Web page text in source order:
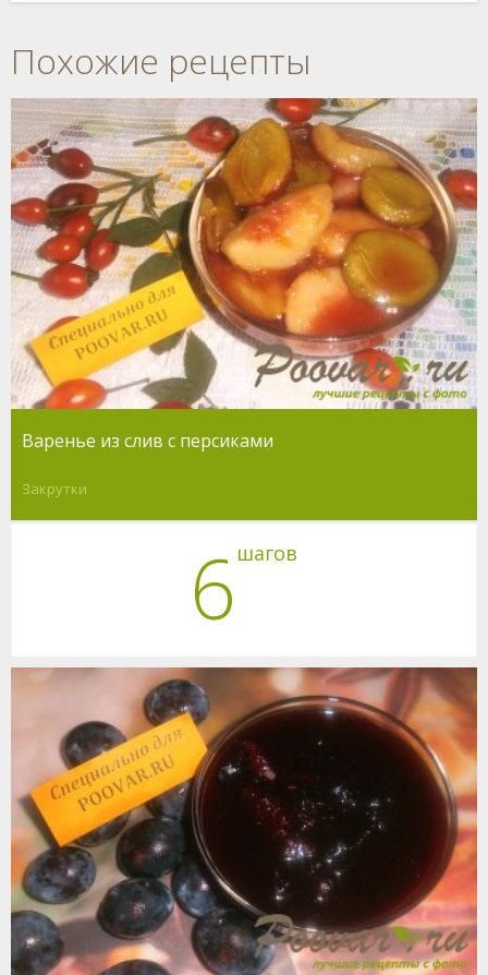
Похожие рецепты
Варенье из слив с персиками
Закрутки
6 шагов